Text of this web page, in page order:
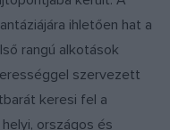
ihletően hat a
rangú alkotások
szervezett
keresi fel a
országos és